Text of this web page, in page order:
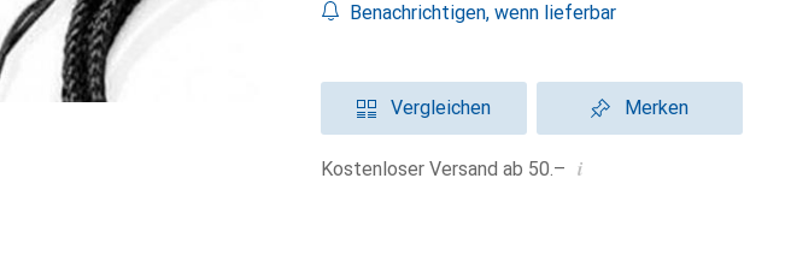
Benachrichtigen, wenn lieferbar
Vergleichen Merken
Kostenloser Versand ab 50.– i